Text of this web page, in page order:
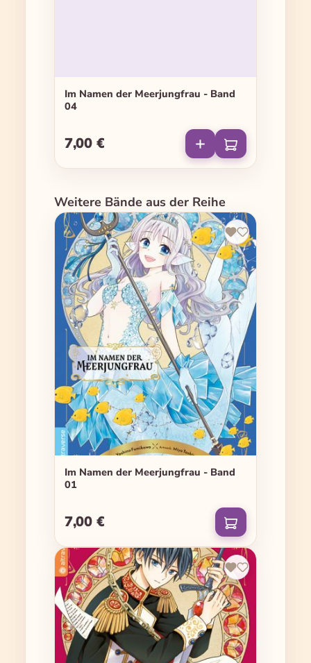
Im Namen der Meerjungfrau - Band
04
Regulärer Preis:
7,00 €
Produktgalerie überspringen
Weitere Bände aus der Reihe
Im Namen der Meerjungfrau - Band
01
Regulärer Preis:
7,00 €